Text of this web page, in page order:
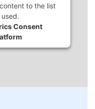
to the list
Consent